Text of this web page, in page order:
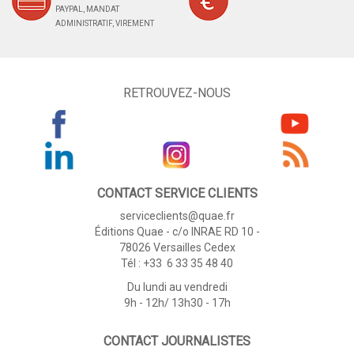
PAYPAL, MANDAT
ADMINISTRATIF, VIREMENT
RETROUVEZ-NOUS
CONTACT SERVICE CLIENTS
serviceclients@quae.fr
Éditions Quae - c/o INRAE RD 10 -
78026 Versailles Cedex
Tél : +33 6 33 35 48 40
Du lundi au vendredi
9h - 12h/ 13h30 - 17h
CONTACT JOURNALISTES